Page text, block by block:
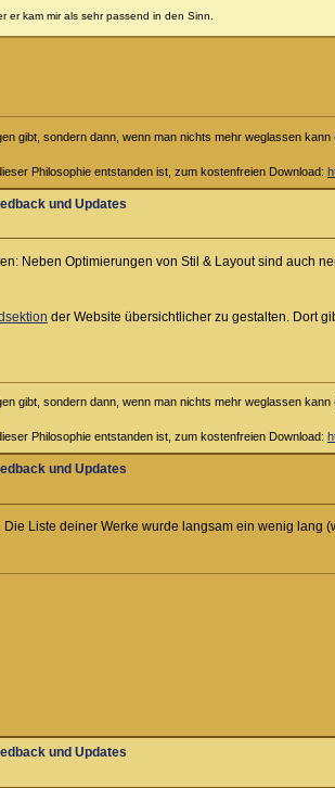
er kam mir als sehr passend in den Sinn.
gibt, sondern dann, wenn man nichts mehr weglassen
Philosophie entstanden ist, zum kostenfreien Download:
und Updates
Neben Optimierungen von Stil & Layout sind auch
der Website übersichtlicher zu gestalten. Dort
gibt, sondern dann, wenn man nichts mehr weglassen
Philosophie entstanden ist, zum kostenfreien Download:
und Updates
Liste deiner Werke wurde langsam ein wenig lang
und Updates